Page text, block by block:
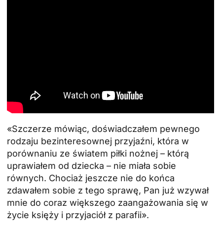
«Szczerze mówiąc, doświadczałem pewnego
rodzaju bezinteresownej przyjaźni, która w
porównaniu ze światem piłki nożnej – którą
uprawiałem od dziecka – nie miała sobie
równych. Chociaż jeszcze nie do końca
zdawałem sobie z tego sprawę, Pan już wzywał
mnie do coraz większego zaangażowania się w
życie księży i przyjaciół z parafii».